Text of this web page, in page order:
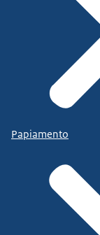
Papiamento